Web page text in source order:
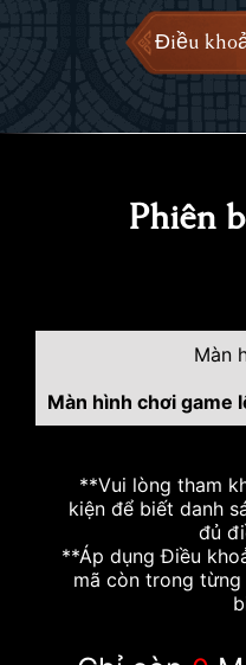
Điều
Phiên
Màn
Màn hình chơi game
**Vui lòng tham
kiện để biết danh
đủ
**Áp dụng Điều
mã còn trong